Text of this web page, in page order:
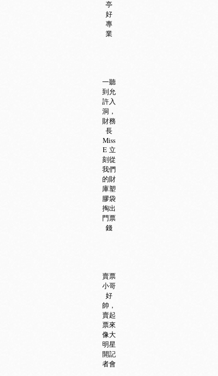
亭
好
專
業
一聽
到允
許入
洞，
財務
長
Miss
E 立
刻從
我們
的財
庫塑
膠袋
掏出
門票
錢
賣票
小哥
好
帥，
賣起
票來
像大
明星
開記
者會